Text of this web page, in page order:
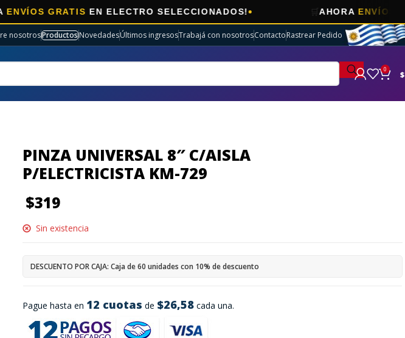
EN ELECTRO SELECCIONADOS! ENVÍOS GRATIS
nosotrosProductosNovedadesÚltimos ingresosTrabajá con nosotrosContactoRastrear Pedido
0 $
PINZA UNIVERSAL 8″ C/AISLA
P/ELECTRICISTA KM-729
$319
Pague hasta en 12 cuotas de $26,58cada una.
Sin existencia
DESCUENTO POR CAJA: Caja de 60 unidades con 10% de descuento